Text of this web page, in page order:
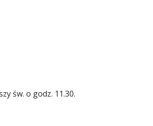
św. o godz. 11.30.